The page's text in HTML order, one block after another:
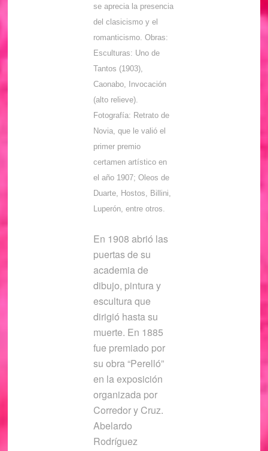
se aprecia la presencia
del clasicismo y el
romanticismo. Obras:
Esculturas: Uno de
Tantos (1903),
Caonabo, Invocación
(alto relieve).
Fotografía: Retrato de
Novia, que le valió el
primer premio
certamen artístico en
el año 1907; Oleos de
Duarte, Hostos, Billini,
Luperón, entre otros.
En 1908 abrió las
puertas de su
academia de
dibujo, pintura y
escultura que
dirigió hasta su
muerte. En 1885
fue premiado por
su obra “Perelló”
en la exposición
organizada por
Corredor y Cruz.
Abelardo
Rodríguez